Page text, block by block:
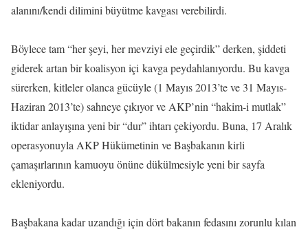
alanını/kendi dilimini büyütme kavgası verebilirdi.
Böylece tam “her şeyi, her mevziyi ele geçirdik” derken, şiddeti
giderek artan bir koalisyon içi kavga peydahlanıyordu. Bu kavga
sürerken, kitleler olanca gücüyle (1 Mayıs 2013’te ve 31 Mayıs-
Haziran 2013’te) sahneye çıkıyor ve AKP’nin “hakim-i mutlak”
iktidar anlayışına yeni bir “dur” ihtarı çekiyordu. Buna, 17 Aralık
operasyonuyla AKP Hükümetinin ve Başbakanın kirli
çamaşırlarının kamuoyu önüne dükülmesiyle yeni bir sayfa
ekleniyordu.
Başbakana kadar uzandığı için dört bakanın fedasını zorunlu kılan